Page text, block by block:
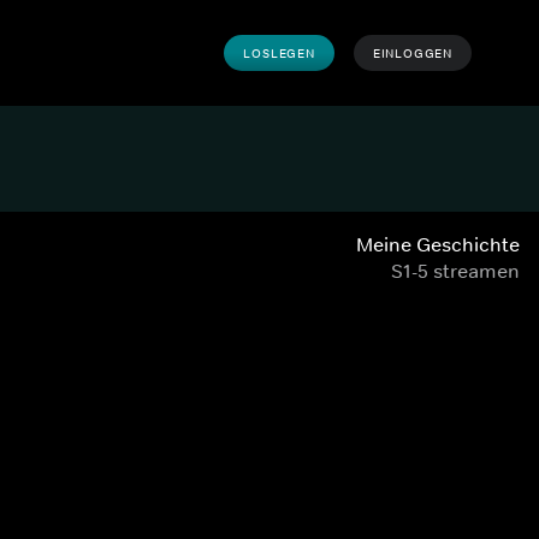
LOSLEGEN EINLOGGEN
Meine Geschichte
S1-5 streamen